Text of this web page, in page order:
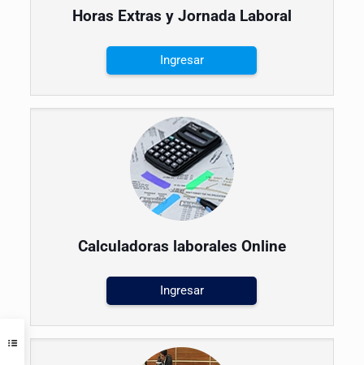
Horas Extras y Jornada Laboral
Ingresar
Calculadoras laborales Online
Ingresar